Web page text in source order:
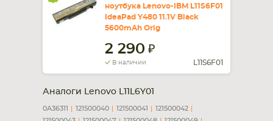
ноутбука Lenovo-IBM L11S6F01
IdeaPad Y480 11.1V Black
5600mAh Orig
2 290
В наличии L11S6F01
Аналоги Lenovo L11L6Y01
0A36311 121500040 121500041
121500042